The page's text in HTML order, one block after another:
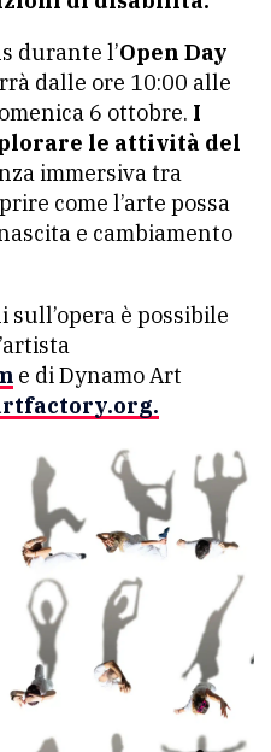
durante l’Open Day
dalle ore 10:00 alle
6 ottobre. I
le attività del
immersiva tra
come l’arte possa
e cambiamento
è possibile
e di Dynamo Art